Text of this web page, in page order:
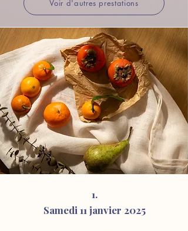
Voir d'autres prestations
1.
Samedi 11 janvier 2025